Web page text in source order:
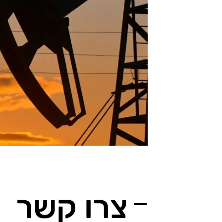
צרו קשר